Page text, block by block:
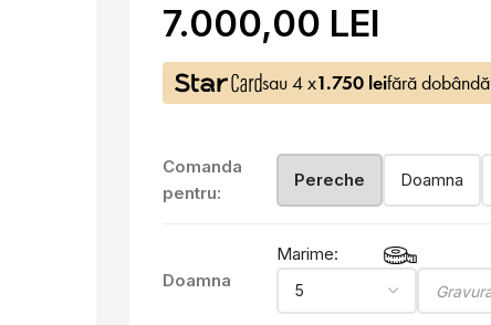
7.000,00 LEI
sau 4 x1.750 leifără dobândă
Comanda
pentru:
Pereche Doamna
Doamna
Marime: